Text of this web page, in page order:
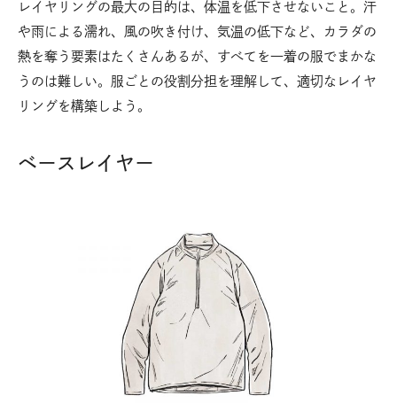
レイヤリングの最大の目的は、体温を低下させないこと。汗
や雨による濡れ、風の吹き付け、気温の低下など、カラダの
熱を奪う要素はたくさんあるが、すべてを一着の服でまかな
うのは難しい。服ごとの役割分担を理解して、適切なレイヤ
リングを構築しよう。
ベースレイヤー